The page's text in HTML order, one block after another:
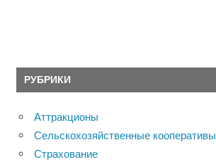
РУБРИКИ
Аттракционы
Сельскохозяйственные кооперативы
Страхование